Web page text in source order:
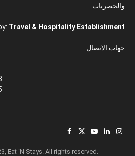
والحصريات
Travel & Hospitality Establishment
جهات الاتصال
Facebook
X
YouTube
LinkedIn
Eat ‘N Stays. All rights reserved.